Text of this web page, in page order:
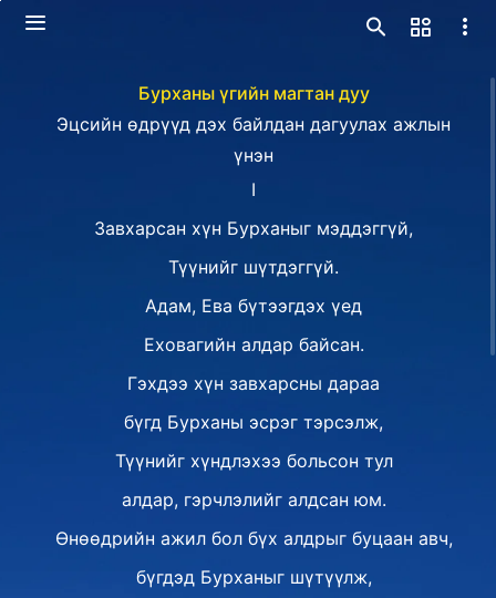
Бурханы үгийн магтан дуу
Эцсийн өдрүүд дэх байлдан дагуулах ажлын
үнэн
Ⅰ
Завхарсан хүн Бурханыг мэддэггүй,
Түүнийг шүтдэггүй.
Адам, Ева бүтээгдэх үед
Еховагийн алдар байсан.
Гэхдээ хүн завхарсны дараа
бүгд Бурханы эсрэг тэрсэлж,
Түүнийг хүндлэхээ больсон тул
алдар, гэрчлэлийг алдсан юм.
Өнөөдрийн ажил бол бүх алдрыг буцаан авч,
бүгдэд Бурханыг шүтүүлж,